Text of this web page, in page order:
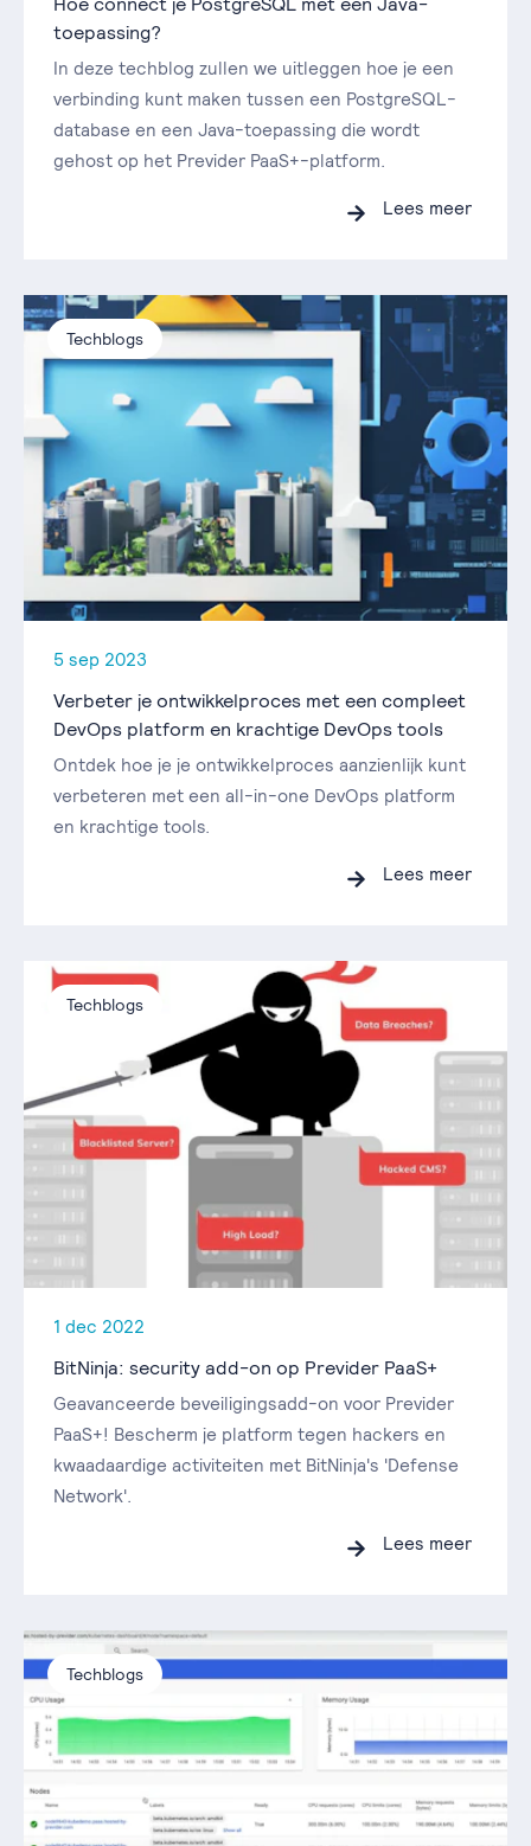
toepassing?
In deze techblog zullen we uitleggen hoe je een
verbinding kunt maken tussen een PostgreSQL-
database en een Java-toepassing die wordt
gehost op het Previder PaaS+-platform.
Lees meer
Techblogs
5 sep 2023
Verbeter je ontwikkelproces met een compleet
DevOps platform en krachtige DevOps tools
Ontdek hoe je je ontwikkelproces aanzienlijk kunt
verbeteren met een all-in-one DevOps platform
en krachtige tools.
Lees meer
Techblogs
1 dec 2022
BitNinja: security add-on op Previder PaaS+
Geavanceerde beveiligingsadd-on voor Previder
PaaS+! Bescherm je platform tegen hackers en
kwaadaardige activiteiten met BitNinja's 'Defense
Network'.
Lees meer
Techblogs